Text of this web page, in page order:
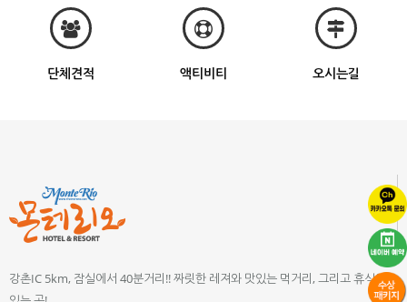
단체견적 액티비티 오시는길
강촌IC 5km, 잠실에서 40분거리!! 짜릿한 레져와 맛있는 먹거리, 그리고 휴식이